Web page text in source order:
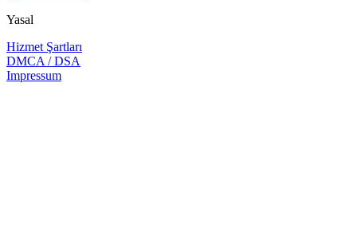
Yasal
Hizmet Şartları
DMCA / DSA
Impressum